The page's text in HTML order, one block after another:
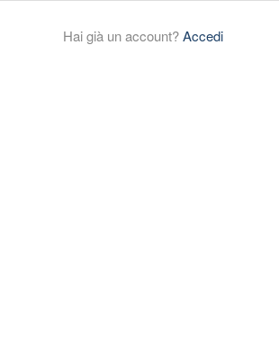
Hai già un account?Accedi